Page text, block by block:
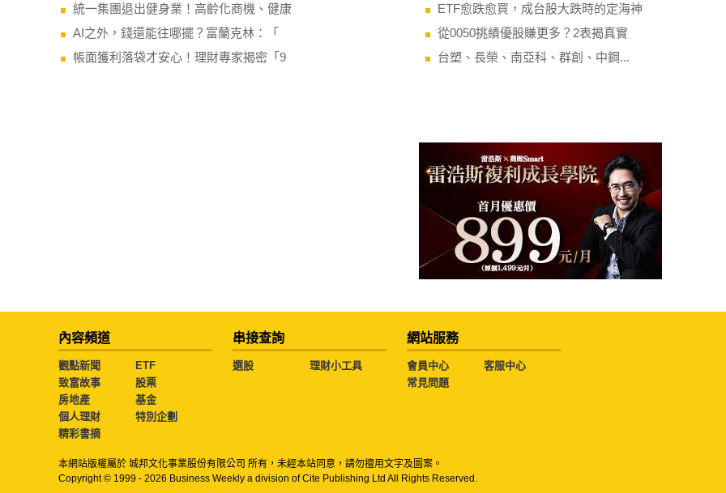
統一集團退出健身業！高齡化商機、健康
AI之外，錢還能往哪擺？富蘭克林：「
帳面獲利落袋才安心！理財專家揭密「9
ETF愈跌愈買，成台股大跌時的定海神
從0050挑績優股賺更多？2表揭真實
台塑、長榮、南亞科、群創、中鋼...
內容頻道
觀點新聞
ETF
致富故事
股票
房地產
基金
個人理財
特別企劃
精彩書摘
串接查詢
選股 理財小工具
網站服務
會員中心
客服中心
常見問題
本網站版權屬於 城邦文化事業股份有限公司 所有，未經本站同意，請勿擅用文字及圖案。
Copyright © 1999 - 2026 Business Weekly a division of Cite Publishing Ltd All Rights Reserved.